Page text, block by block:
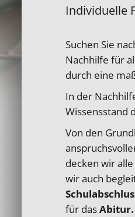
Individuelle
Suchen Sie
Nachhilfe für
durch eine
In der
Wissensstand
Von den
decken wir
wir auch
für dasAbitur.